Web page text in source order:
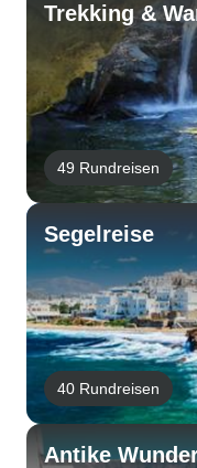
Trekking &
49 Rundreisen
Segelreise
40 Rundreisen
Antike